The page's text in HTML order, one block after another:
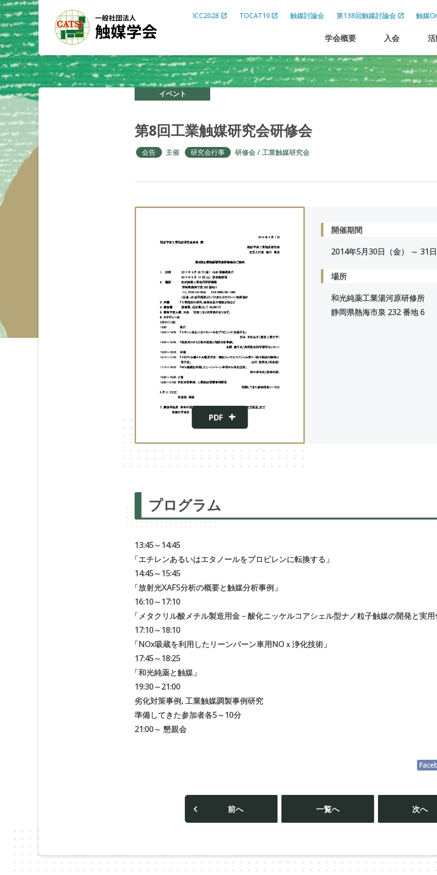
ICC2028 TOCAT10 触媒討論会 第138回触媒討論会 触媒
学会概要 入会
イベント
第8回工業触媒研究会研修会
会告 主催 研究会行事 研修会 工業触媒研究会
開催期間
2014年5月30日（金） ～ 31
場所
和光純薬工業湯河原研修所
静岡県熱海市泉 232 番地 6
プログラム
13:45～14:45
「エチレンあるいはエタノールをプロピレンに転換する」
14:45～15:45
「放射光XAFS分析の概要と触媒分析事例」
16:10～17:10
「メタクリル酸メチル製造用金－酸化ニッケルコアシェル型ナノ粒子触媒の開発と実
17:10～18:10
「NOx吸蔵を利用したリーンバーン車用NOｘ浄化技術」
17:45～18:25
「和光純薬と触媒」
19:30～21:00
劣化対策事例, 工業触媒調製事例研究
準備してきた参加者各5～10分
21:00～ 懇親会
投
稿
ナ
ビ
ョ
ン
前へ 一覧へ 次へ